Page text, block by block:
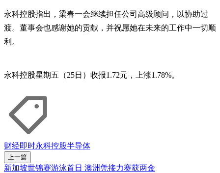
永科控股指出，梁春一会继续担任公司高级顾问，以协助过
渡。董事会也感谢她的贡献，并祝愿她在未来的工作中一切顺
利。
永科控股星期五（25日）收报1.72元，上涨1.78%。
财经即时永科控股半导体
上一篇
新加坡世锦赛游泳首日 澳洲凭接力赛获两金